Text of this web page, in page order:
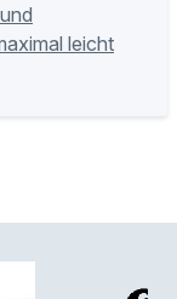
leicht